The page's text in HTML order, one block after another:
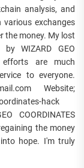
analysis, and
exchanges
the money. My lost
WIZARD GEO
efforts are much
to everyone.
Website;
hack
COORDINATES
the money
hope. I'm truly